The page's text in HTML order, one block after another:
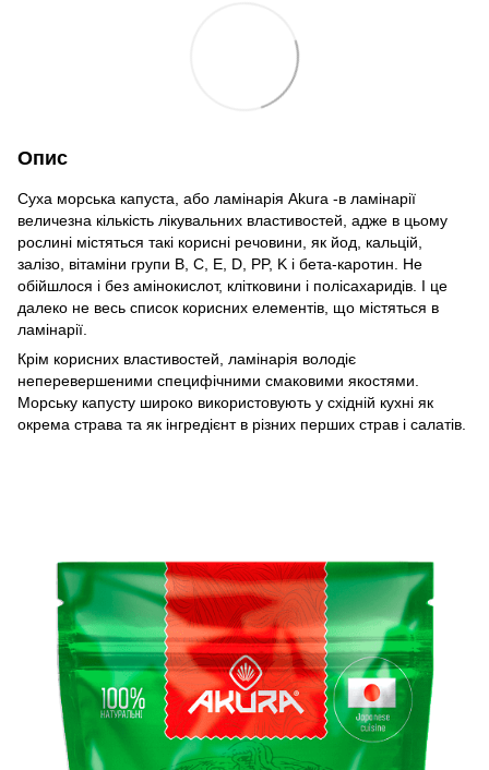
Опис
Суха морська капуста, або ламінарія Akura -в ламінарії
величезна кількість лікувальних властивостей, адже в цьому
рослині містяться такі корисні речовини, як йод, кальцій,
залізо, вітаміни групи B, C, E, D, PP, K і бета-каротин. Не
обійшлося і без амінокислот, клітковини і полісахаридів. І це
далеко не весь список корисних елементів, що містяться в
ламінарії.
Крім корисних властивостей, ламінарія володіє
неперевершеними специфічними смаковими якостями.
Морську капусту широко використовують у східній кухні як
окрема страва та як інгредієнт в різних перших страв і салатів.